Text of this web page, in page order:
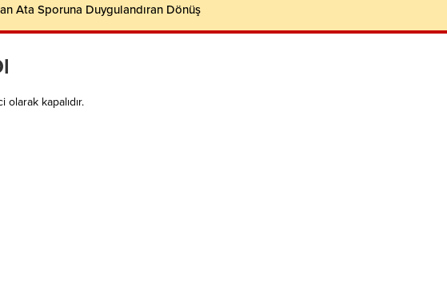
Ata Sporuna Duygulandıran Dönüş
olarak kapalıdır.